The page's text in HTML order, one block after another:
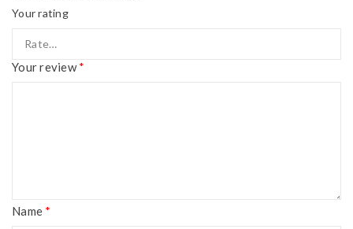
Your rating
Your review*
Name *